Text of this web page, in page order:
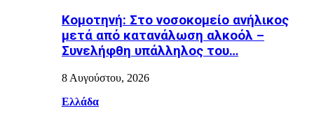
Κομοτηνή: Στο νοσοκομείο ανήλικος
μετά από κατανάλωση αλκοόλ –
Συνελήφθη υπάλληλος του…
8 Αυγούστου, 2026
Ελλάδα